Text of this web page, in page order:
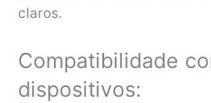
claros.
Compatibilidade
dispositivos: